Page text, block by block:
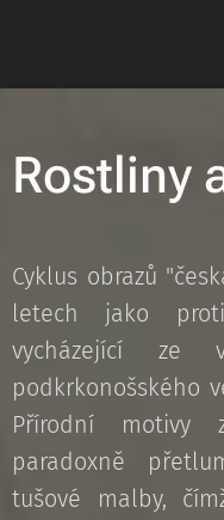
Rostliny
Cyklus obrazů
letech jako
vycházející ze
podkrkonošského
Přírodní motivy
paradoxně
tušové malby,